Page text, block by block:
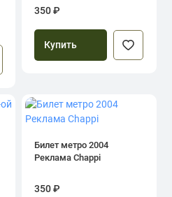
350 ₽
Купить
Билет метро 2004
Реклама Chappi
350 ₽